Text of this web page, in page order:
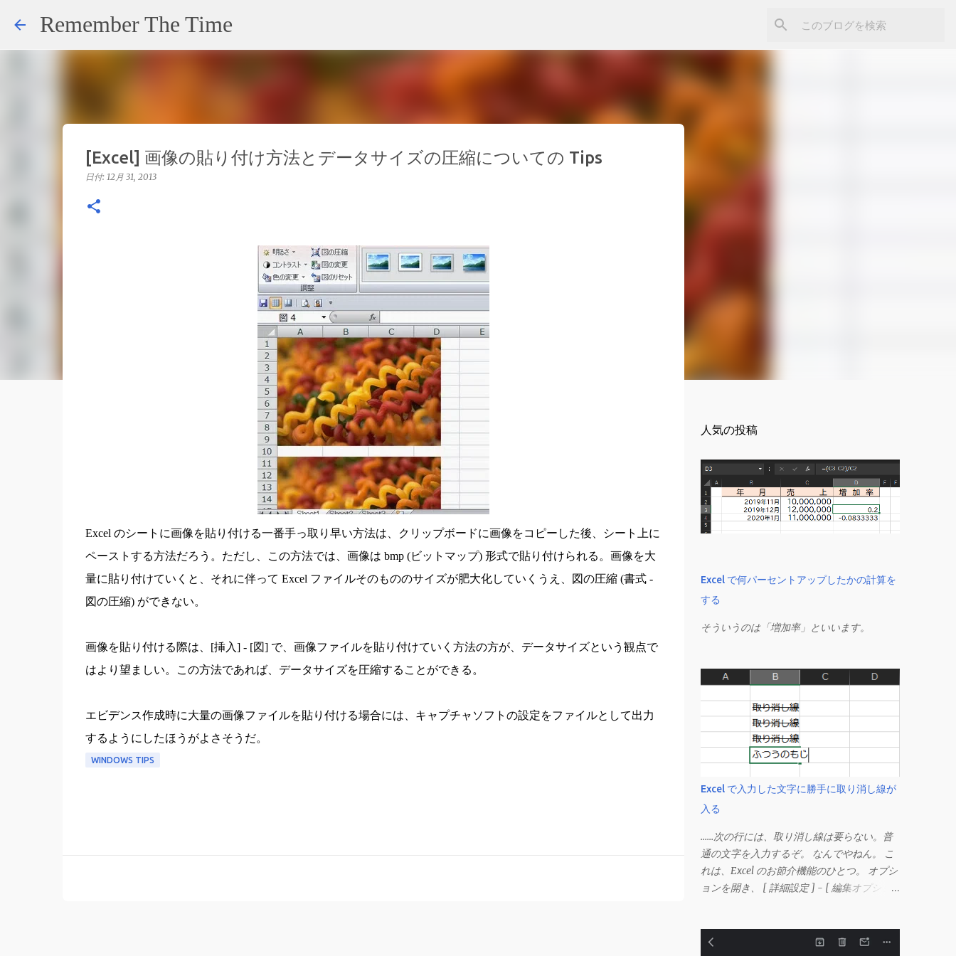
Remember The Time
[Excel] 画像の貼り付け方法とデータサイズの圧縮についての Tips
日付: 12月 31, 2013
Excel のシートに画像を貼り付ける一番手っ取り早い方法は、クリップボードに画像をコピーした後、シート上に
ペーストする方法だろう。ただし、この方法では、画像は bmp (ビットマップ) 形式で貼り付けられる。画像を大
量に貼り付けていくと、それに伴って Excel ファイルそのもののサイズが肥大化していくうえ、図の圧縮 (書式 -
図の圧縮) ができない。
画像を貼り付ける際は、[挿入] - [図] で、画像ファイルを貼り付けていく方法の方が、データサイズという観点で
はより望ましい。この方法であれば、データサイズを圧縮することができる。
エビデンス作成時に大量の画像ファイルを貼り付ける場合には、キャプチャソフトの設定をファイルとして出力
するようにしたほうがよさそうだ。
WINDOWS TIPS
人気の投稿
Excel で何パーセントアップしたかの計算を
する
そういうのは「増加率」といいます。
Excel で入力した文字に勝手に取り消し線が
入る
……次の行には、取り消し線は要らない。普
通の文字を入力するぞ。 なんでやねん。 こ
れは、Excel のお節介機能のひとつ。 オプシ
ョンを開き、 [ 詳細設定 ] - [ 編集オプショ
能は、同じ形式（この場合は取り消し線）が